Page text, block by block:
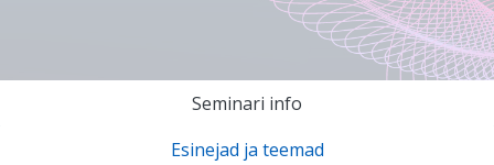
Seminari info
Esinejad ja teemad